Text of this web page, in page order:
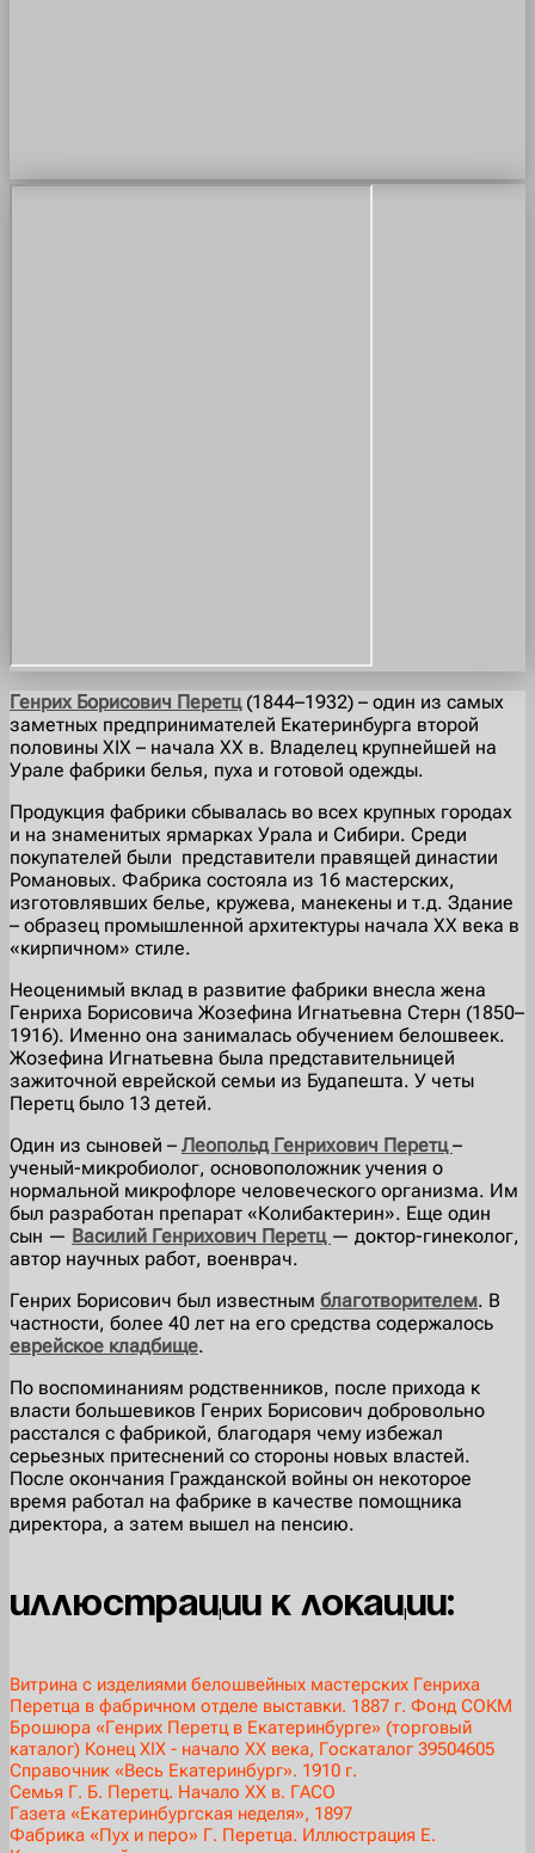
Генрих Борисович Перетц(1844–1932) – один из самых
заметных предпринимателей Екатеринбурга второй
половины XIX – начала XX в. Владелец крупнейшей на
Урале фабрики белья, пуха и готовой одежды.
Продукция фабрики сбывалась во всех крупных городах
и на знаменитых ярмарках Урала и Сибири. Среди
покупателей были представители правящей династии
Романовых. Фабрика состояла из 16 мастерских,
изготовлявших белье, кружева, манекены и т.д. Здание
– образец промышленной архитектуры начала XX века в
«кирпичном» стиле.
Неоценимый вклад в развитие фабрики внесла жена
Генриха Борисовича Жозефина Игнатьевна Стерн (1850–
1916). Именно она занималась обучением белошвеек.
Жозефина Игнатьевна была представительницей
зажиточной еврейской семьи из Будапешта. У четы
Перетц было 13 детей.
Один из сыновей – Леопольд Генрихович Перетц–
ученый-микробиолог, основоположник учения о
нормальной микрофлоре человеческого организма. Им
был разработан препарат «Колибактерин». Еще один
сын — Василий Генрихович Перетц — доктор-гинеколог,
автор научных работ, военврач.
Генрих Борисович был известным благотворителем. В
частности, более 40 лет на его средства содержалось
еврейское кладбище.
По воспоминаниям родственников, после прихода к
власти большевиков Генрих Борисович добровольно
расстался с фабрикой, благодаря чему избежал
серьезных притеснений со стороны новых властей.
После окончания Гражданской войны он некоторое
время работал на фабрике в качестве помощника
директора, а затем вышел на пенсию.
Иллюстрации к локации:
Витрина с изделиями белошвейных мастерских Генриха
Перетца в фабричном отделе выставки. 1887 г. Фонд СОКМ
Брошюра «Генрих Перетц в Екатеринбурге» (торговый
каталог) Конец ХIХ - начало ХХ века, Госкаталог 39504605
Справочник «Весь Екатеринбург». 1910 г.
Семья Г. Б. Перетц. Начало XX в. ГАСО
Газета «Екатеринбургская неделя», 1897
Фабрика «Пух и перо» Г. Перетца. Иллюстрация Е.